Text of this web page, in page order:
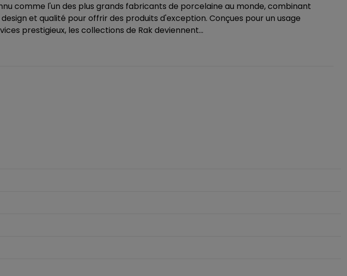
comme l'un des plus grands fabricants de porcelaine au monde, combinant
et qualité pour offrir des produits d'exception. Conçues pour un usage
prestigieux, les collections de Rak deviennent...